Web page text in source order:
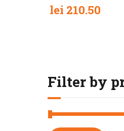
lei 210.50
Filter by